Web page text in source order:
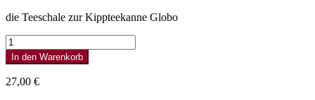
die Teeschale zur Kippteekanne Globo
Teeschale
Globo
Menge
In den Warenkorb
27,00 €